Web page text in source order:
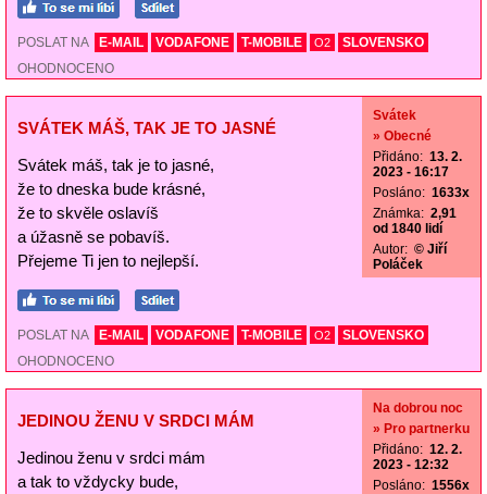
POSLAT NA E-MAIL VODAFONE T-MOBILE O2
SLOVENSKO
OHODNOCENO
SVÁTEK MÁŠ, TAK JE TO JASNÉ
Svátek máš, tak je to jasné,
že to dneska bude krásné,
že to skvěle oslavíš
a úžasně se pobavíš.
Přejeme Ti jen to nejlepší.
Svátek
» Obecné
Přidáno: 13. 2.
2023 - 16:17
Posláno: 1633x
Známka: 2,91
od 1840 lidí
Autor: © Jiří
Poláček
POSLAT NA E-MAIL VODAFONE T-MOBILE O2
SLOVENSKO
OHODNOCENO
JEDINOU ŽENU V SRDCI MÁM
Jedinou ženu v srdci mám
a tak to vždycky bude,
Na dobrou noc
» Pro partnerku
Přidáno: 12. 2.
2023 - 12:32
Posláno: 1556x